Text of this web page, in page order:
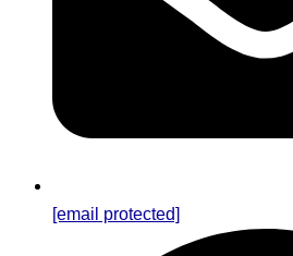
[email protected]